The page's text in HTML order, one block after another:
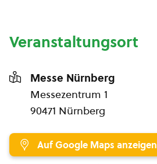
Veranstaltungsort
Messe Nürnberg
Messezentrum 1
90471 Nürnberg
Auf Google Maps anzeigen